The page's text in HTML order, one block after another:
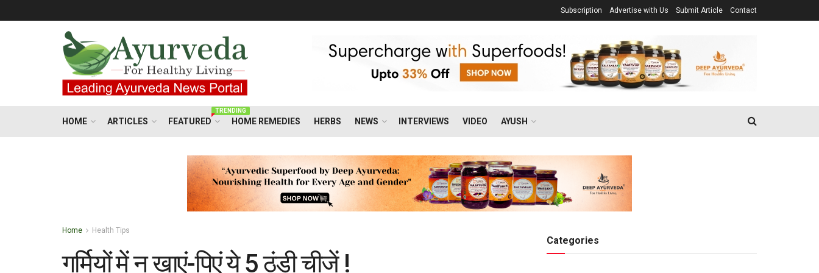
Subscription Advertise with Us Submit Article Contact
HOME ARTICLES FEATURED
TRENDING
HOME REMEDIES HERBS NEWS INTERVIEWS VIDEO AYUSH
Home Health Tips
गर्मियों में न खाएं-पिएं ये 5 ठंडी चीजें !
Categories